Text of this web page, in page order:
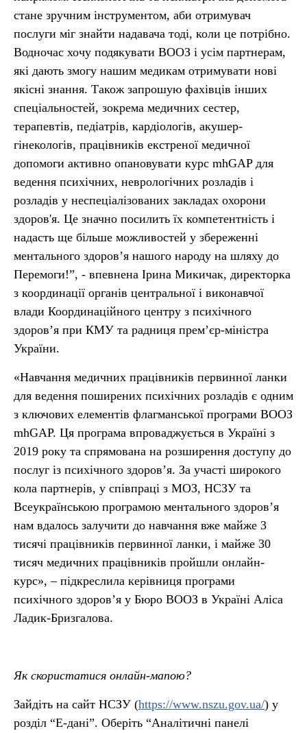
стане зручним інструментом, аби отримувач
послуги міг знайти надавача тоді, коли це потрібно.
Водночас хочу подякувати ВООЗ і усім партнерам,
які дають змогу нашим медикам отримувати нові
якісні знання. Також запрошую фахівців інших
спеціальностей, зокрема медичних сестер,
терапевтів, педіатрів, кардіологів, акушер-
гінекологів, працівників екстреної медичної
допомоги активно опановувати курс mhGAP для
ведення психічних, неврологічних розладів і
розладів у неспеціалізованих закладах охорони
здоров'я. Це значно посилить їх компетентність і
надасть ще більше можливостей у збереженні
ментального здоров’я нашого народу на шляху до
Перемоги!”, - впевнена Ірина Микичак, директорка
з координації органів центральної і виконавчої
влади Координаційного центру з психічного
здоров’я при КМУ та радниця прем’єр-міністра
України.
«Навчання медичних працівників первинної ланки
для ведення поширених психічних розладів є одним
з ключових елементів флагманської програми ВООЗ
mhGAP. Ця програма впроваджується в Україні з
2019 року та спрямована на розширення доступу до
послуг із психічного здоров’я. За участі широкого
кола партнерів, у співпраці з МОЗ, НСЗУ та
Всеукраїнською програмою ментального здоров’я
нам вдалось залучити до навчання вже майже 3
тисячі працівників первинної ланки, і майже 30
тисяч медичних працівників пройшли онлайн-
курс», – підкреслила керівниця програми
психічного здоров’я у Бюро ВООЗ в Україні Аліса
Ладик-Бризгалова.
Як скористатися онлайн-мапою?
Зайдіть на сайт НСЗУ (https://www.nszu.gov.ua/) у
розділ “Е-дані”. Оберіть “Аналітичні панелі